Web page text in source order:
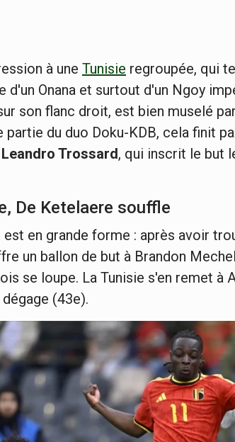
à une Tunisie regroupée, qui
d'un Onana et surtout d'un Ngoy
son flanc droit, est bien muselé
partie du duo Doku-KDB, cela finit
Leandro Trossard, qui inscrit le but
De Ketelaere souffle
est en grande forme : après avoir
un ballon de but à Brandon
se loupe. La Tunisie s'en remet à
(43e).